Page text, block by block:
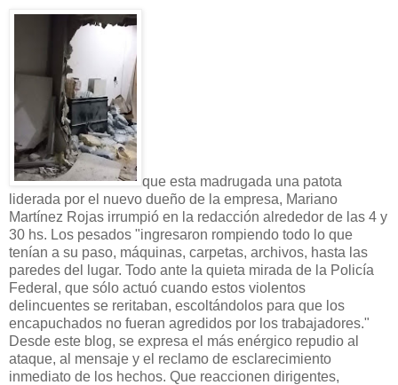
que esta madrugada una patota
liderada por el nuevo dueño de la empresa, Mariano
Martínez Rojas irrumpió en la redacción alrededor de las 4 y
30 hs. Los pesados "ingresaron rompiendo todo lo que
tenían a su paso, máquinas, carpetas, archivos, hasta las
paredes del lugar. Todo ante la quieta mirada de la Policía
Federal, que sólo actuó cuando estos violentos
delincuentes se reritaban, escoltándolos para que los
encapuchados no fueran agredidos por los trabajadores."
Desde este blog, se expresa el más enérgico repudio al
ataque, al mensaje y el reclamo de esclarecimiento
inmediato de los hechos. Que reaccionen dirigentes,